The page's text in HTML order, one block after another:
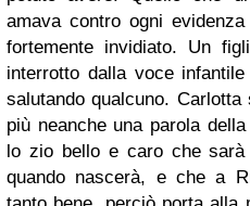
amava contro ogni
fortemente invidiato. Un
interrotto dalla voce
salutando qualcuno.
più neanche una parola
lo zio bello e caro che sarà
quando nascerà, e che a